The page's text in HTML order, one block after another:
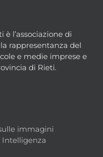
l’associazione di
rappresentanza del
e medie imprese e
di Rieti.
immagini
Intelligenza